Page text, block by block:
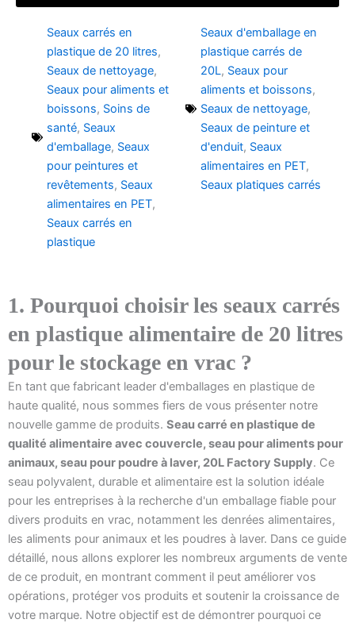
Seaux carrés en
plastique de 20 litres,
Seaux de nettoyage,
Seaux pour aliments et
boissons, Soins de
santé, Seaux
d'emballage, Seaux
pour peintures et
revêtements, Seaux
alimentaires en PET,
Seaux carrés en
plastique
Seaux d'emballage en
plastique carrés de
20L, Seaux pour
aliments et boissons,
Seaux de nettoyage,
Seaux de peinture et
d'enduit, Seaux
alimentaires en PET,
Seaux platiques carrés
1. Pourquoi choisir les seaux carrés
en plastique alimentaire de 20 litres
pour le stockage en vrac ?
En tant que fabricant leader d'emballages en plastique de
haute qualité, nous sommes fiers de vous présenter notre
nouvelle gamme de produits. Seau carré en plastique de
qualité alimentaire avec couvercle, seau pour aliments pour
animaux, seau pour poudre à laver, 20L Factory Supply. Ce
seau polyvalent, durable et alimentaire est la solution idéale
pour les entreprises à la recherche d'un emballage fiable pour
divers produits en vrac, notamment les denrées alimentaires,
les aliments pour animaux et les poudres à laver. Dans ce guide
détaillé, nous allons explorer les nombreux arguments de vente
de ce produit, en montrant comment il peut améliorer vos
opérations, protéger vos produits et soutenir la croissance de
votre marque. Notre objectif est de démontrer pourquoi ce